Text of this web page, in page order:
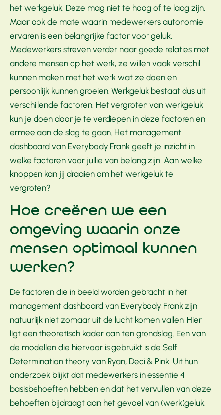
het werkgeluk. Deze mag niet te hoog of te laag zijn.
Maar ook de mate waarin medewerkers autonomie
ervaren is een belangrijke factor voor geluk.
Medewerkers streven verder naar goede relaties met
andere mensen op het werk, ze willen vaak verschil
kunnen maken met het werk wat ze doen en
persoonlijk kunnen groeien. Werkgeluk bestaat dus uit
verschillende factoren. Het vergroten van werkgeluk
kun je doen door je te verdiepen in deze factoren en
ermee aan de slag te gaan. Het management
dashboard van Everybody Frank geeft je inzicht in
welke factoren voor jullie van belang zijn. Aan welke
knoppen kan jij draaien om het werkgeluk te
vergroten?
Hoe creëren we een
omgeving waarin onze
mensen optimaal kunnen
werken?
De factoren die in beeld worden gebracht in het
management dashboard van Everybody Frank zijn
natuurlijk niet zomaar uit de lucht komen vallen. Hier
ligt een theoretisch kader aan ten grondslag. Een van
de modellen die hiervoor is gebruikt is de Self
Determination theory van Ryan, Deci & Pink. Uit hun
onderzoek blijkt dat medewerkers in essentie 4
basisbehoeften hebben en dat het vervullen van deze
behoeften bijdraagt aan het gevoel van (werk)geluk.